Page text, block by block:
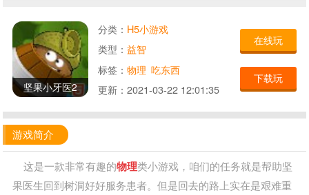
坚果小牙医2
分类： H5小游戏
类型： 益智
标签： 物理 吃东西
更新： 2021-03-22 12:01:35
在线玩
下载玩
游戏简介
这是一款非常有趣的物理类小游戏，咱们的任务就是帮助坚
果医生回到树洞好好服务患者。但是回去的路上实在是艰难重